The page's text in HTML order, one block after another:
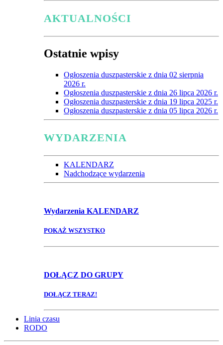
AKTUALNOŚCI
Ostatnie wpisy
Ogłoszenia duszpasterskie z dnia 02 sierpnia
2026 r.
Ogłoszenia duszpasterskie z dnia 26 lipca 2026 r.
Ogłoszenia duszpasterskie z dnia 19 lipca 2025 r.
Ogłoszenia duszpasterskie z dnia 05 lipca 2026 r.
WYDARZENIA
KALENDARZ
Nadchodzące wydarzenia
Wydarzenia KALENDARZ
POKAŻ WSZYSTKO
DOŁĄCZ DO GRUPY
DOŁĄCZ TERAZ!
Linia czasu
RODO